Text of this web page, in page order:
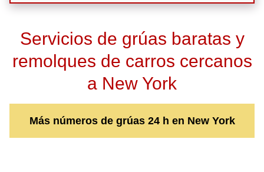
Servicios de grúas baratas y
remolques de carros cercanos
a New York
Más números de grúas 24 h en New York